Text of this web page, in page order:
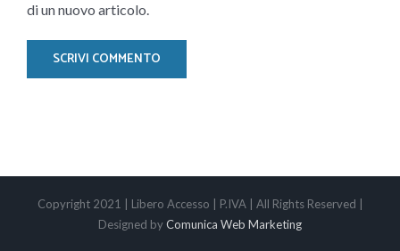
di un nuovo articolo.
Copyright 2021 | Libero Accesso | P.IVA | All Rights Reserved |
Designed byComunica Web Marketing